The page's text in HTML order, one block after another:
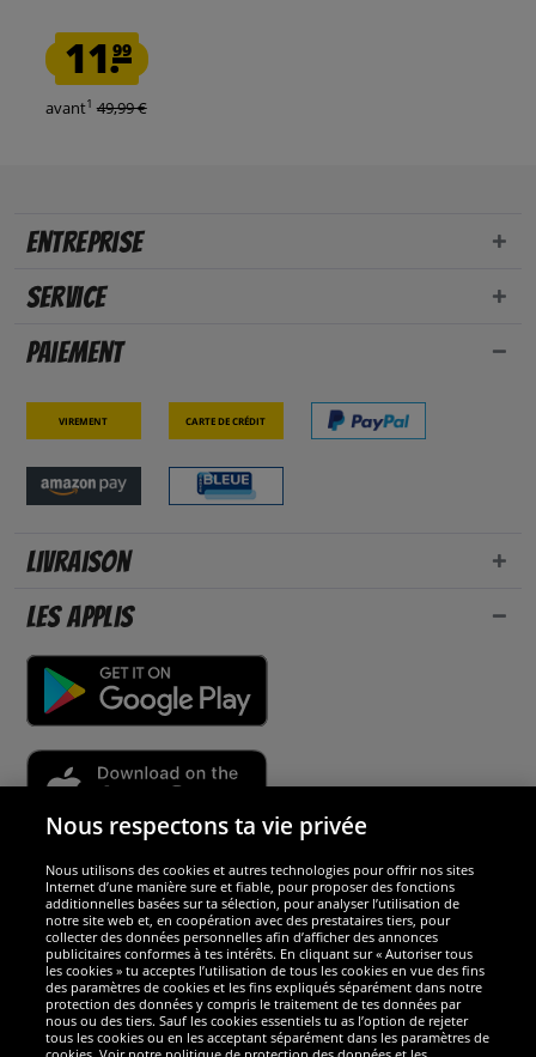
11.99
avant1 49,99 €
Entreprise
Service
Paiement
Virement Carte de crédit
Livraison
Les applis
Sécurité
Nous sommes excellents
Nous respectons ta vie privée
Nous utilisons des cookies et autres technologies pour offrir nos sites
Internet d’une manière sure et fiable, pour proposer des fonctions
additionnelles basées sur ta sélection, pour analyser l’utilisation de
notre site web et, en coopération avec des prestataires tiers, pour
collecter des données personnelles afin d’afficher des annonces
publicitaires conformes à tes intérêts. En cliquant sur « Autoriser tous
les cookies » tu acceptes l’utilisation de tous les cookies en vue des fins
des paramètres de cookies et les fins expliqués séparément dans notre
protection des données y compris le traitement de tes données par
nous ou des tiers. Sauf les cookies essentiels tu as l’option de rejeter
tous les cookies ou en les acceptant séparément dans les paramètres de